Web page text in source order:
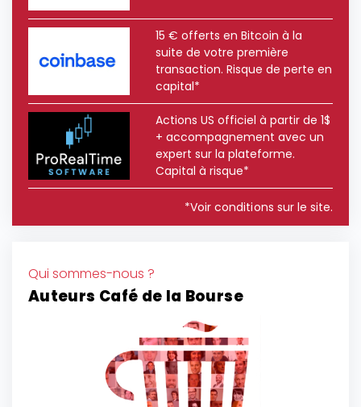
15 € offerts en Bitcoin à la
suite de votre première
transaction. Risque de perte en
capital*
Actions US officiel à partir de 1$
+ accompagnement avec un
expert sur la plateforme.
Capital à risque*
*Voir conditions sur le site.
Qui sommes-nous ?
Auteurs Café de la Bourse